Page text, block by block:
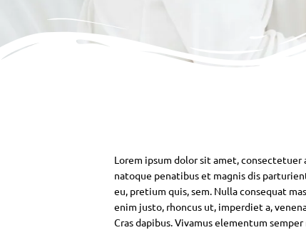
Lorem ipsum dolor sit amet, consectetuer
natoque penatibus et magnis dis
eu, pretium quis, sem. Nulla consequat
enim justo, rhoncus ut, imperdiet a,
Cras dapibus. Vivamus elementum